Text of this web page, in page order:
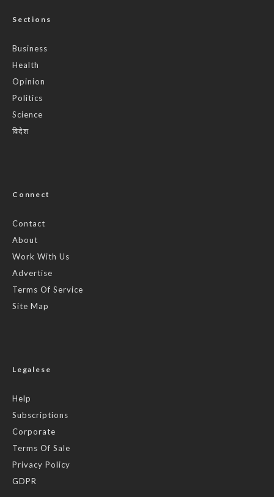
Sections
Business
Health
Opinion
Politics
Science
विदेश
Connect
Contact
About
Work With Us
Advertise
Terms Of Service
Site Map
Legalese
Help
Subscriptions
Corporate
Terms Of Sale
Privacy Policy
GDPR